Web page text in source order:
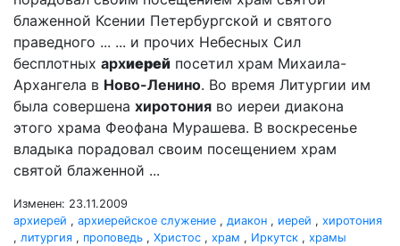
блаженной Ксении Петербургской и святого
праведного ... ... и прочих Небесных Сил
бесплотных архиерей посетил храм Михаила-
Архангела в Ново-Ленино. Во время Литургии им
была совершена хиротония во иереи диакона
этого храма Феофана Мурашева. В воскресенье
владыка порадовал своим посещением храм
святой блаженной ...
Изменен: 23.11.2009
архиерей , архиерейское служение , диакон , иерей , хиротония
, литургия , проповедь , Христос , храм , Иркутск , храмы